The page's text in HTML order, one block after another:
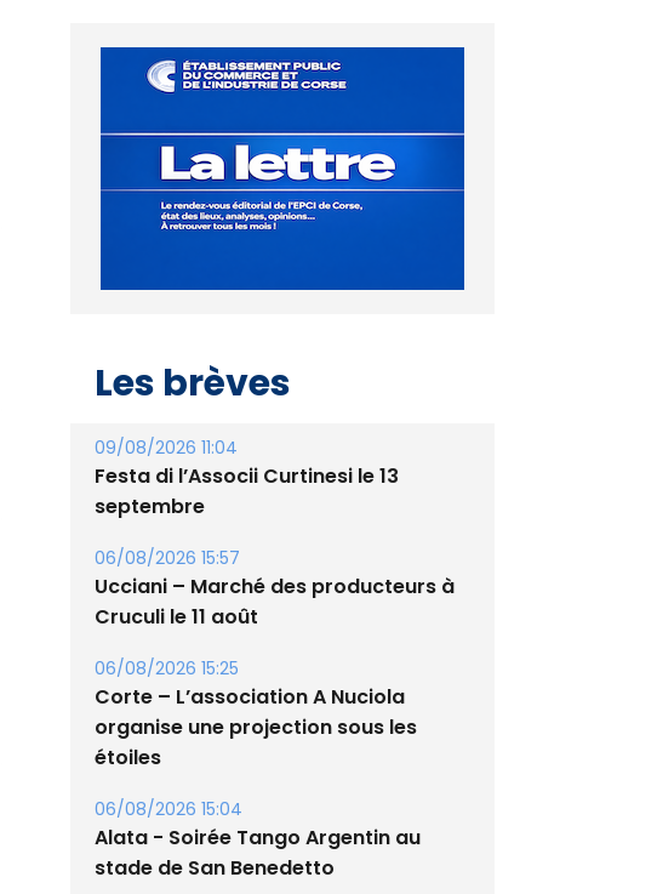
Les brèves
09/08/2026 11:04
septembre
06/08/2026 15:57
Cruculi le 11 août
06/08/2026 15:25
Corte – L’association A Nuciola
étoiles
06/08/2026 15:04